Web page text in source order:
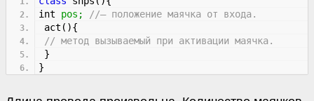
int pos ;
//— положение маячка от входа.
act ( ){
// метод вызываемый при активации маячка.
}
}